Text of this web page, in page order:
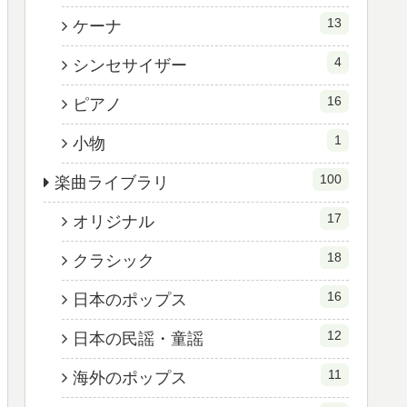
ケーナ 13
シンセサイザー 4
ピアノ 16
小物 1
楽曲ライブラリ 100
オリジナル 17
クラシック 18
日本のポップス 16
日本の民謡・童謡 12
海外のポップス 11